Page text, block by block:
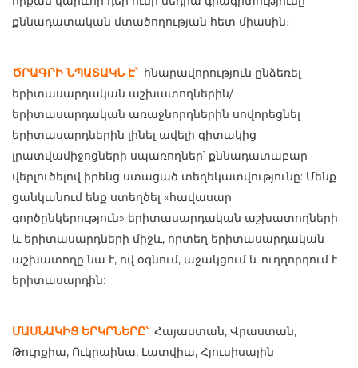
քննադատական մտածողության հետ միասին։
ԾՐԱԳՐԻ ՆՊԱՏԱԿՆ Է՝ հնարավորություն ընձեռել
երիտասարդական աշխատողներին/
երիտասարդական առաջնորդներին սովորեցնել
երիտասարդներին լինել ավելի գիտակից
լրատվամիջոցների սպառողներ՝ քննադատաբար
վերլուծելով իրենց ստացած տեղեկատվությունը: Մենք
ցանկանում ենք ստեղծել «հավասար
գործընկերություն» երիտասարդական աշխատողների
և երիտասարդների միջև, որտեղ երիտասարդական
աշխատողը նա է, ով օգնում, աջակցում և ուղղորդում է
երիտասարդին:
ՄԱՍՆԱԿԻՑ ԵՐԿՐՆԵՐԸ՝ Հայաստան, Վրաստան,
Թուրքիա, Ուկրաինա, Լատվիա, Հյուսիսային